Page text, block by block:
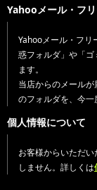
Yahooメール・フ
Yahooメール・フリ
惑フォルダ」や「
ます。
当店からのメールが
のフォルダを、今一
個人情報について
お客様からいただ
しません。詳しくは